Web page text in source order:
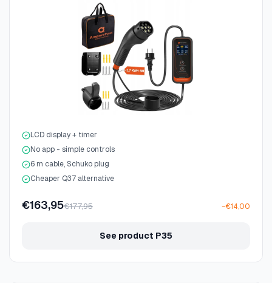
LCD display + timer
No app - simple controls
6 m cable, Schuko plug
Cheaper Q37 alternative
€163,95€177,95 −€14,00
See product P35